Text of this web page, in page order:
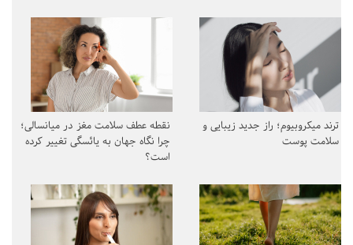
ترند میکروبیوم؛ راز جدید زیبایی و
سلامت پوست
نقطه عطف سلامت مغز در میانسالی؛
چرا نگاه جهان به یائسگی تغییر کرده
است؟